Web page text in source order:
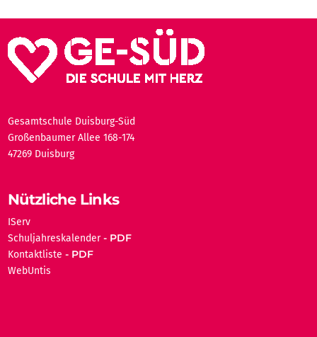
Gesamtschule Duisburg-Süd
Großenbaumer Allee 168-174
47269 Duisburg
Nützliche Links
IServ
Schuljahreskalender
Kontaktliste
WebUntis